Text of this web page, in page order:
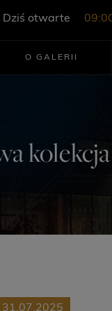
Dziś otwarte
O GALERII